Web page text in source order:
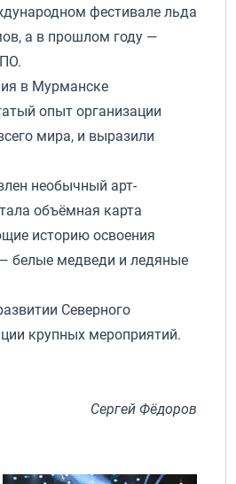
фестивале льда
а в прошлом году —
в Мурманске
опыт организации
мира, и выразили
необычный арт-
объёмная карта
историю освоения
белые медведи и ледяные
Северного
крупных мероприятий.
Сергей Фёдоров